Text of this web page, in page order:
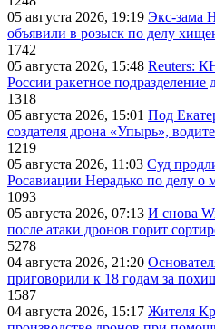
05 августа 2026, 19:19 Экс-зама
объявили в розыск по делу
1742
05 августа 2026, 15:48 Reuters:
России ракетное подразделение
1318
05 августа 2026, 15:01 Под
создателя дрона «Упырь»,
1219
05 августа 2026, 11:03 Суд
Росавиации Нерадько по делу о
1093
05 августа 2026, 07:13 И снова
после атаки дронов горит
5278
04 августа 2026, 21:20
приговорили к 18 годам за
1587
04 августа 2026, 15:17 Жителя